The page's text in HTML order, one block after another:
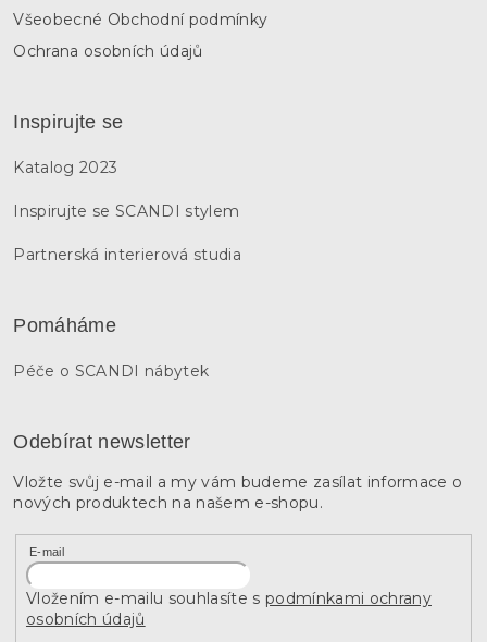
Všeobecné Obchodní podmínky
Ochrana osobních údajů
Inspirujte se
Katalog 2023
Inspirujte se SCANDI stylem
Partnerská interierová studia
Pomáháme
Péče o SCANDI nábytek
Odebírat newsletter
Vložte svůj e-mail a my vám budeme zasílat informace o
nových produktech na našem e-shopu.
E-mail
Vložením e-mailu souhlasíte s podmínkami ochrany
osobních údajů